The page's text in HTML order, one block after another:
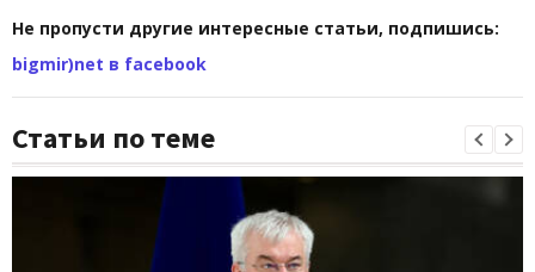
Не пропусти другие интересные статьи, подпишись:
bigmir)net в facebook
Статьи по теме